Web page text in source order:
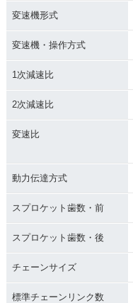
変速機形式
変速機・操作方式
1次減速比
2次減速比
変速比
動力伝達方式
スプロケット歯数・前
スプロケット歯数・後
チェーンサイズ
標準チェーンリンク数